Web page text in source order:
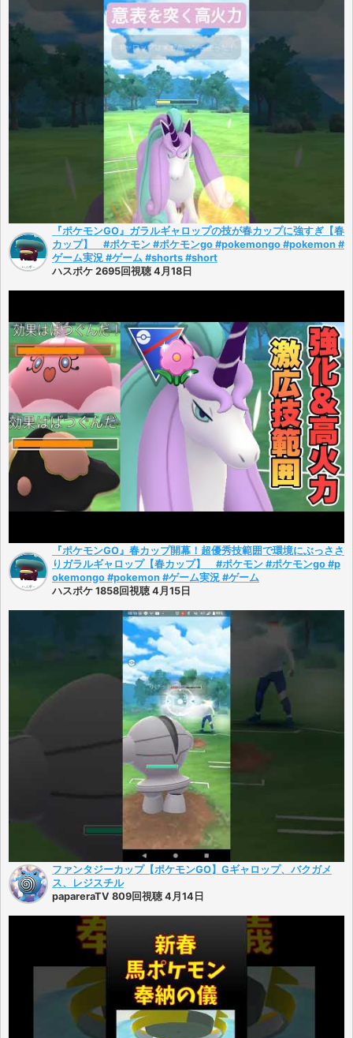
『ポケモンGO』ガラルギャロップの技が春カップに強すぎ【春
カップ】 #ポケモン #ポケモンgo #pokemongo #pokemon #
ゲーム実況 #ゲーム #shorts #short
ハスポケ 2695回視聴 4月18日
『ポケモンGO』春カップ開幕！超優秀技範囲で環境にぶっささ
りガラルギャロップ【春カップ】 #ポケモン #ポケモンgo #p
okemongo #pokemon #ゲーム実況 #ゲーム
ハスポケ 1858回視聴 4月15日
ファンタジーカップ【ポケモンGO】Gギャロップ、バクガメ
ス、レジスチル
papareraTV 809回視聴 4月14日